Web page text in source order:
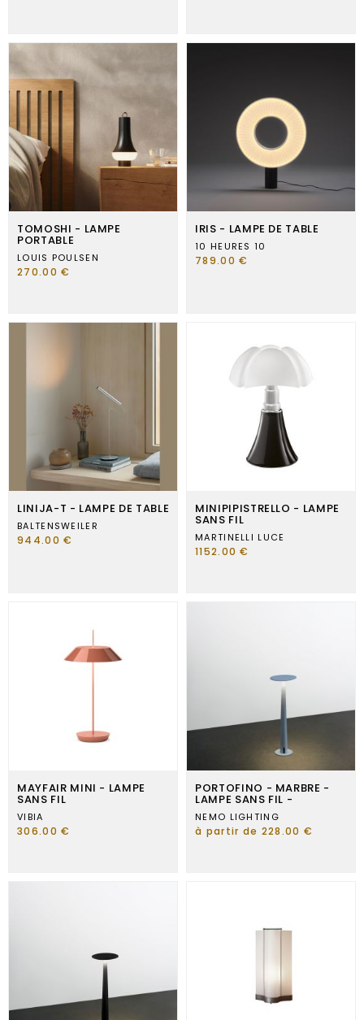
TOMOSHI - LAMPE
PORTABLE
LOUIS POULSEN
270.00 €
IRIS - LAMPE DE TABLE
10 HEURES 10
789.00 €
LINIJA-T - LAMPE DE TABLE
BALTENSWEILER
944.00 €
MINIPIPISTRELLO - LAMPE
SANS FIL
MARTINELLI LUCE
1152.00 €
MAYFAIR MINI - LAMPE
SANS FIL
VIBIA
306.00 €
PORTOFINO - MARBRE -
LAMPE SANS FIL -
NEMO LIGHTING
à partir de 228.00 €